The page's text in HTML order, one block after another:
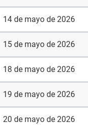
14 de mayo de 2026
15 de mayo de 2026
18 de mayo de 2026
19 de mayo de 2026
20 de mayo de 2026